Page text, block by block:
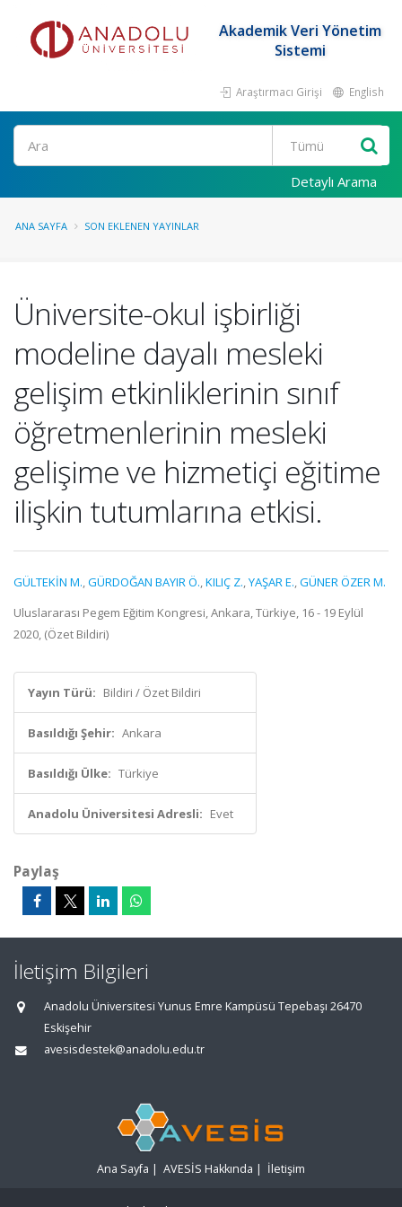
Akademik Veri Yönetim
Sistemi
Araştırmacı Girişi English
Ara
Detaylı Arama
ANA SAYFA SON EKLENEN YAYINLAR
Üniversite-okul işbirliği
modeline dayalı mesleki
gelişim etkinliklerinin sınıf
öğretmenlerinin mesleki
gelişime ve hizmetiçi eğitime
ilişkin tutumlarına etkisi.
GÜLTEKİN M.,GÜRDOĞAN BAYIR Ö.,KILIÇ Z.,YAŞAR E.,GÜNER ÖZER M.
Uluslararası Pegem Eğitim Kongresi, Ankara, Türkiye, 16 - 19 Eylül
2020, (Özet Bildiri)
Yayın Türü: Bildiri / Özet Bildiri
Basıldığı Şehir: Ankara
Basıldığı Ülke: Türkiye
Anadolu Üniversitesi Adresli: Evet
Paylaş
İletişim Bilgileri
Anadolu Üniversitesi Yunus Emre Kampüsü Tepebaşı 26470
Eskişehir
avesisdestek@anadolu.edu.tr
Ana Sayfa | AVESİS Hakkında | İletişim